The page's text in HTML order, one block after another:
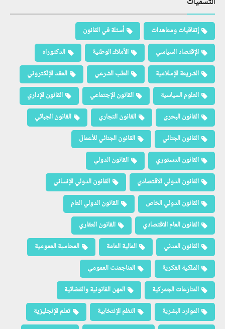
إتفاقيات ومعاهدات
أسئلة في القانون
الإقتصاد السياسي
الأملاك الوطنية
الدكتوراه
الشريعة الإسلامية
الطب الشرعي
العقد الإلكتروني
العلوم السياسية
القانون الإجتماعي
القانون الإداري
القانون البحري
القانون التجاري
القانون الجبائي
القانون الجنائي
القانون الجنائي للأعمال
القانون الدستوري
القانون الدولي
القانون الدولي الاقتصادي
القانون الدولي الإنساني
القانون الدولي الخاص
القانون الدولي العام
القانون العام الاقتصادي
القانون العقاري
القانون المدني
المالية العامة
المحاسبة العمومية
الملكية الفكرية
المناجمنت العمومي
المنازعات الجمركية
المهن القانونية والقضائية
الموارد البشرية
النظم الإنتخابية
تعلم الإنجليزية